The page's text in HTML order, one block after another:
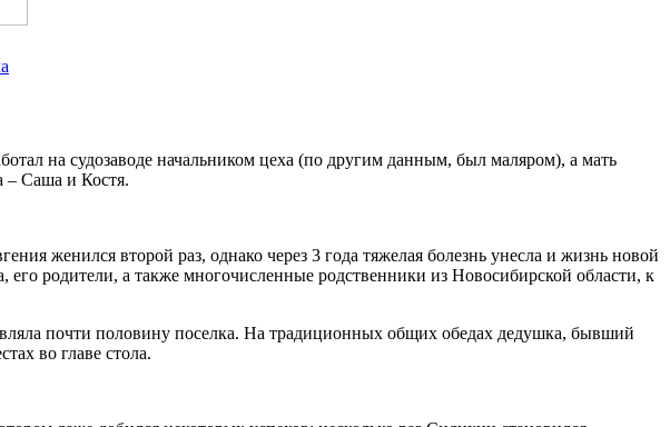
на судозаводе начальником цеха (по другим данным, был маляром), а мать
– Саша и Костя.
женился второй раз, однако через 3 года тяжелая болезнь унесла и жизнь новой
родители, а также многочисленные родственники из Новосибирской области, к
почти половину поселка. На традиционных общих обедах дедушка, бывший
во главе стола.